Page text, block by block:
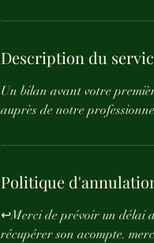
Description du
Un bilan avant votre
auprès de notre
Politique
↩️Merci de prévoir un délai
récupérer son acompte.